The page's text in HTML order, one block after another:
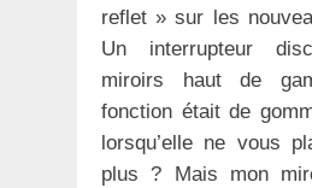
reflet » sur les
Un interrupteur
miroirs haut de
fonction était de
lorsqu’elle ne vous
plus ? Mais mon